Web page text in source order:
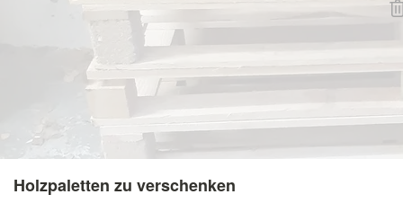
Anzeige aufgeben
Holzpaletten zu verschenken